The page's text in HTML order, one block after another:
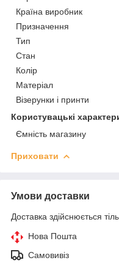
Країна виробник
Призначення
Тип
Стан
Колір
Матеріал
Візерунки і принти
Користувацькі
Ємність магазину
Приховати
Умови доставки
Доставка здійснюється
Нова Пошта
Самовивіз